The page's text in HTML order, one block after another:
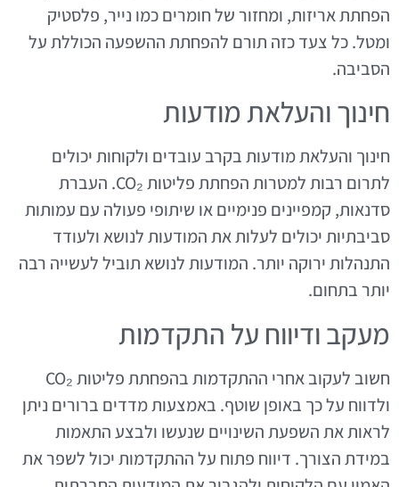
הפחתת אריזות, ומחזור של חומרים כמו נייר, פלסטיק
ומטל. כל צעד כזה תורם להפחתת ההשפעה הכוללת על
הסביבה.
חינוך והעלאת מודעות
חינוך והעלאת מודעות בקרב עובדים ולקוחות יכולים
לתרום רבות למטרות הפחתת פליטות CO₂. העברת
סדנאות, קמפיינים פנימיים או שיתופי פעולה עם עמותות
סביבתיות יכולים לעלות את המודעות לנושא ולעודד
התנהלות ירוקה יותר. המודעות לנושא תוביל לעשייה רבה
יותר בתחום.
מעקב ודיווח על התקדמות
חשוב לעקוב אחרי ההתקדמות בהפחתת פליטות CO₂
ולדווח על כך באופן שוטף. באמצעות מדדים ברורים ניתן
לראות את השפעת השינויים שנעשו ולבצע התאמות
במידת הצורך. דיווח פתוח על ההתקדמות יכול לשפר את